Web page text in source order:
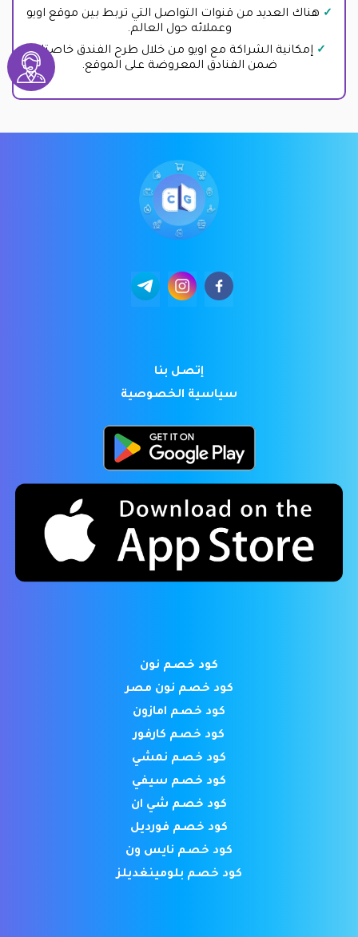
هناك العديد من قنوات التواصل التي تربط بين موقع اويو
وعملائه حول العالم.
إمكانية الشراكة مع اويو من خلال طرح الفندق خاصتك
ضمن الفنادق المعروضة على الموقع.
إتصل بنا
سياسية الخصوصية
كود خصم نون
كود خصم نون مصر
كود خصم امازون
كود خصم كارفور
كود خصم نمشي
كود خصم سيفي
كود خصم شي ان
كود خصم فورديل
كود خصم نايس ون
كود خصم بلومينغديلز